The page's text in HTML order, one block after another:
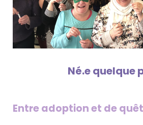
Né.e quelque
Entre adoption et de